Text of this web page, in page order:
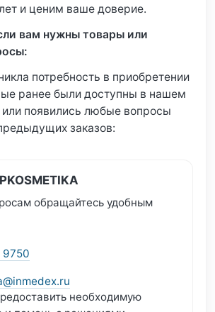
и ценим ваше доверие.
вам нужны товары или
потребность в приобретении
ранее были доступны в нашем
или появились любые вопросы
заказов:
обращайтесь удобным
9750
необходимую